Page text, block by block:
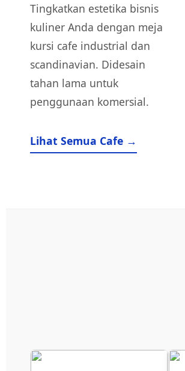
Tingkatkan estetika bisnis
kuliner Anda dengan meja
kursi cafe industrial dan
scandinavian. Didesain
tahan lama untuk
penggunaan komersial.
Lihat Semua Cafe →